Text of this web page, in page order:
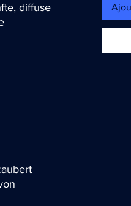
diffuse